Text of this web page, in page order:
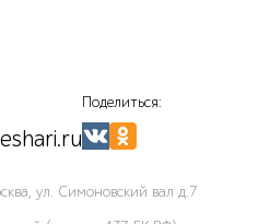
Поделиться:
ул. Симоновский вал д.7